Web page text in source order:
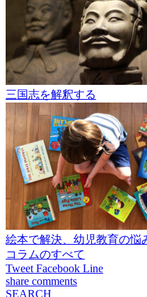
三国志を解釈する
絵本で解決、幼児教育の悩
コラムのすべて
Tweet Facebook Line
share comments
SEARCH